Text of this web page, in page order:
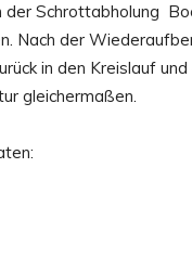
der Schrottabholung
Nach der
in den Kreislauf
gleichermaßen.